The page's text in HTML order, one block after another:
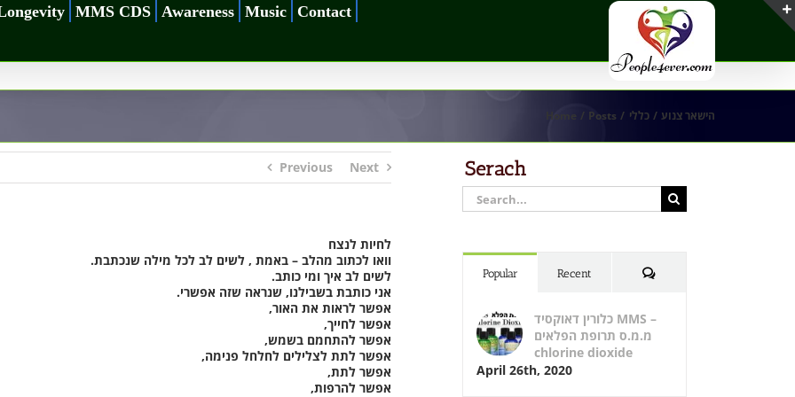
MMS CDS Awareness Music Contact
Home Posts כללי הישאר צנוע
Previous Next
לחיות לנצח
וואו לכתוב מהלב – באמת , לשים לב לכל מילה שנכתבת.
לשים לב איך ומי כותב.
אני כותבת בשבילנו, שנראה שזה אפשרי.
אפשר לראות את האור,
אפשר לחייך,
אפשר להתחמם בשמש,
אפשר לתת לצלילים לחלחל פנימה,
אפשר לתת,
אפשר להרפות,
Serach
Search
for:
Popular Recent Comments
כלורין דאוקסיד MMS –
מ.מ.ס תרופת הפלאים
chlorine dioxide
April 26th, 2020